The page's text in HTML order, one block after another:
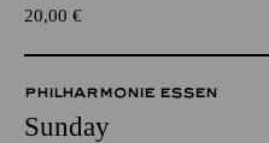
20,00 €
PHILHARMONIE ESSEN
Sunday